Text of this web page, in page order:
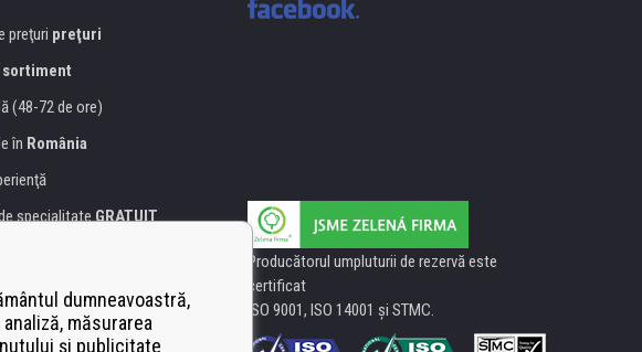
preţuri preţuri
sortiment
(48-72 de ore)
în România
specialitate GRATUIT
Heureka
on-line
Producătorul umpluturii de rezervă este
certificat
ISO 9001, ISO 14001 şi STMC.
dumneavoastră,
măsurarea
și publicitate